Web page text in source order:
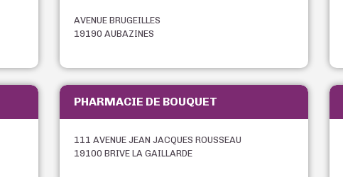
AVENUE BRUGEILLES
19190 AUBAZINES
PHARMACIE DE BOUQUET
111 AVENUE JEAN JACQUES ROUSSEAU
19100 BRIVE LA GAILLARDE